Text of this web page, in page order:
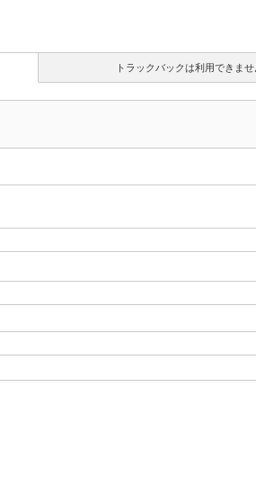
トラックバックは利用できませ